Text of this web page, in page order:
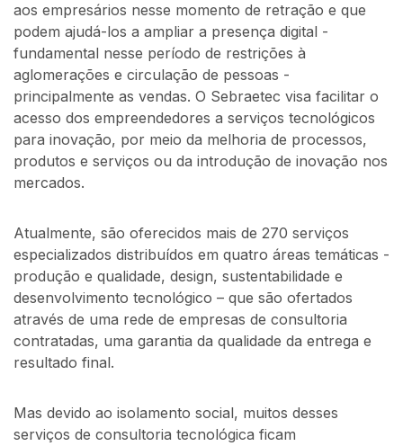
aos empresários nesse momento de retração e que
podem ajudá-los a ampliar a presença digital -
fundamental nesse período de restrições à
aglomerações e circulação de pessoas -
principalmente as vendas. O Sebraetec visa facilitar o
acesso dos empreendedores a serviços tecnológicos
para inovação, por meio da melhoria de processos,
produtos e serviços ou da introdução de inovação nos
mercados.
Atualmente, são oferecidos mais de 270 serviços
especializados distribuídos em quatro áreas temáticas -
produção e qualidade, design, sustentabilidade e
desenvolvimento tecnológico – que são ofertados
através de uma rede de empresas de consultoria
contratadas, uma garantia da qualidade da entrega e
resultado final.
Mas devido ao isolamento social, muitos desses
serviços de consultoria tecnológica ficam